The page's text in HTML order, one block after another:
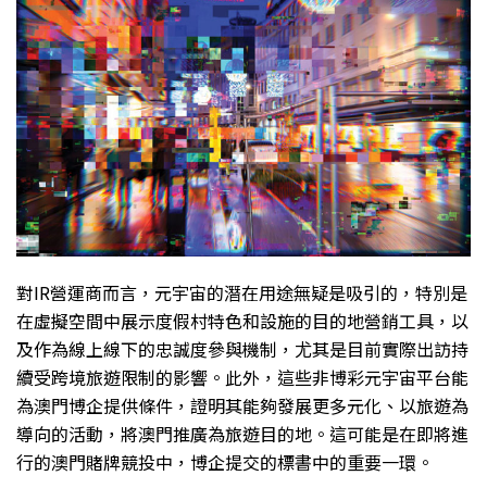
對IR營運商而言，元宇宙的潛在用途無疑是吸引的，特別是
在虛擬空間中展示度假村特色和設施的目的地營銷工具，以
及作為線上線下的忠誠度參與機制，尤其是目前實際出訪持
續受跨境旅遊限制的影響。此外，這些非博彩元宇宙平台能
為澳門博企提供條件，證明其能夠發展更多元化、以旅遊為
導向的活動，將澳門推廣為旅遊目的地。這可能是在即將進
行的澳門賭牌競投中，博企提交的標書中的重要一環。